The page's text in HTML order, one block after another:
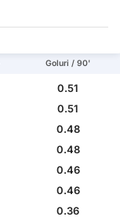
Goluri / 90'
0.51
0.51
0.48
0.48
0.46
0.46
0.36